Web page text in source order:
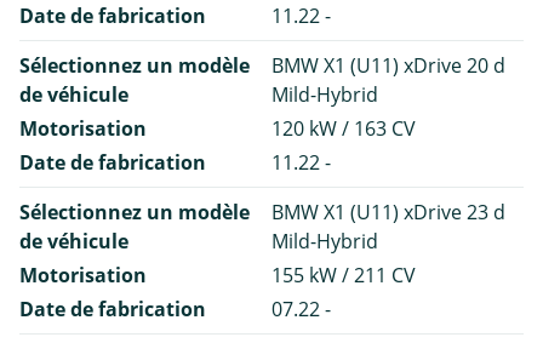
Date de fabrication
11.22 -
Sélectionnez un modèle
de véhicule
BMW X1 (U11) xDrive 20 d
Mild-Hybrid
Motorisation
120 kW / 163 CV
Date de fabrication
11.22 -
Sélectionnez un modèle
de véhicule
BMW X1 (U11) xDrive 23 d
Mild-Hybrid
Motorisation
155 kW / 211 CV
Date de fabrication
07.22 -